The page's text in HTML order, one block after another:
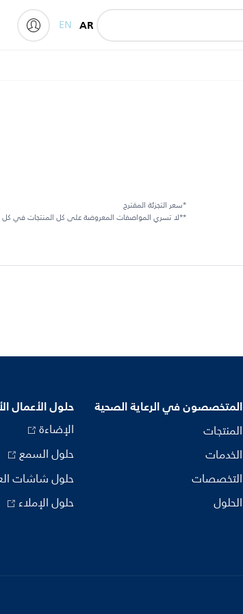
AR
EN
*سعر التجزئة المقترح
**لا تسري المواصفات المعروضة على كل المنتجات في
المتخصصون في الرعاية الصحية
المنتجات
الخدمات
التخصصات
الحلول
حلول الأعمال
الإضاءة
حلول السمع
حلول شاشات
حلول الإملاء